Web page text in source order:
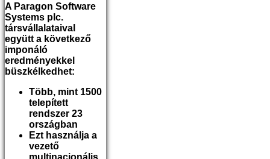
A Paragon Software
Systems plc.
társvállalataival
együtt a következő
imponáló
eredményekkel
büszkélkedhet:
Több, mint 1500
telepített
rendszer 23
országban
Ezt használja a
vezető
multinacionális